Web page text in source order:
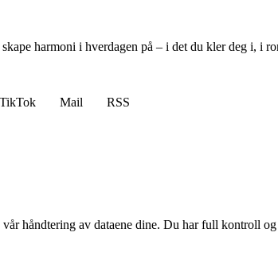
harmoni i hverdagen på – i det du kler deg i, i
TikTok Mail
RSS
håndtering av dataene dine. Du har full kontroll